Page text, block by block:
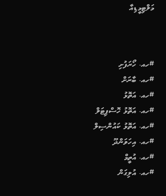
މަލްޓިމީޑިއާ
#ހއ. ހޯރަފުށި
#ހއ. ބާރަށް
#ހއ. އަތޮޅު
#ހއ. އަތޮޅު ހޮސްޕިޓަލް
#ހއ. އަތޮޅު ކައުންސިލް
#ހއ. އިހަވަންދޫ
#ހއ. އުތީމް
#ހއ. އުލިގަން